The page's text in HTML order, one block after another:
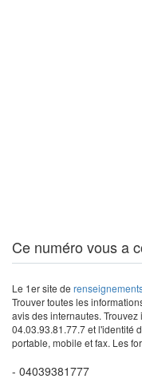
Ce numéro vous a
Le 1er site de
Trouver toutes les
avis des internautes.
04.03.93.81.77.7 et l'identité
portable, mobile et fax. Les
- 04039381777